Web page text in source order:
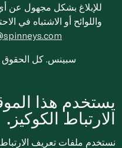
للإبلاغ بشكل مجهول عن
واللوائح أو الاشتباه في
© 2020-2026 سبينس. كل
يستخدم هذا
الارتباط الكوكيز.
نستخدم ملفات تعريف